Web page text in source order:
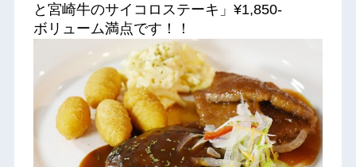
と宮崎牛のサイコロステーキ」¥1,850-
ボリューム満点です！！